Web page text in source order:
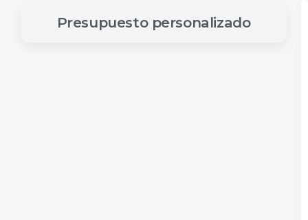
Presupuesto personalizado